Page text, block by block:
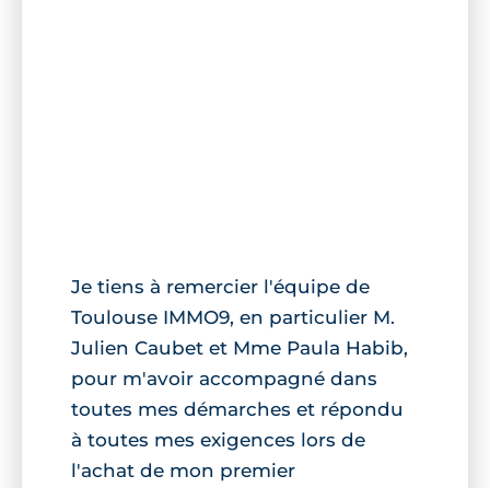
Je tiens à remercier l'équipe de
Toulouse IMMO9, en particulier M.
Julien Caubet et Mme Paula Habib,
pour m'avoir accompagné dans
toutes mes démarches et répondu
à toutes mes exigences lors de
l'achat de mon premier